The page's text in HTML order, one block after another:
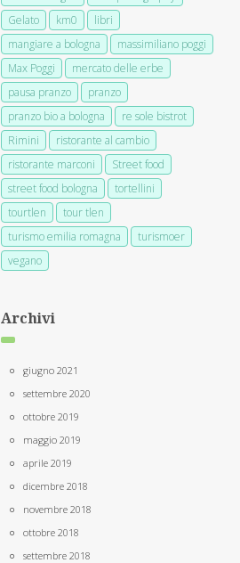
Gelato
km0
libri
mangiare a bologna
massimiliano poggi
Max Poggi
mercato delle erbe
pausa pranzo
pranzo
pranzo bio a bologna
re sole bistrot
Rimini
ristorante al cambio
ristorante marconi
Street food
street food bologna
tortellini
tourtlen
tour tlen
turismo emilia romagna
turismoer
vegano
Archivi
giugno 2021
settembre 2020
ottobre 2019
maggio 2019
aprile 2019
dicembre 2018
novembre 2018
ottobre 2018
settembre 2018